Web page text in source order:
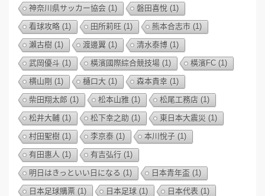
神奈川県サッカー協会 (1) 磐田喜悅 (1)
看球攻略 (1) 田所莉旺 (1) 熊本合志市 (1)
瀨古樹 (1) 渡邊翼 (1) 清水泰博 (1)
武岡優斗 (1) 橫濱國際綜合競技場 (1) 橫濱FC (1)
横山剛 (1) 樋口大 (1) 森本貴幸 (1)
柴田翔太郎 (1) 松本山雅 (1) 松尾工務店 (1)
松井大輔 (1) 松下幸之助 (1) 東日本大震災 (1)
村田聖樹 (1) 李京泰 (1) 本川悅子 (1)
有田惠人 (1) 有吉弘行 (1)
明日はきっといい日になる (1) 日本青年盃 (1)
日本足球購票 (1) 日本足球 (1) 日本代表 (1)